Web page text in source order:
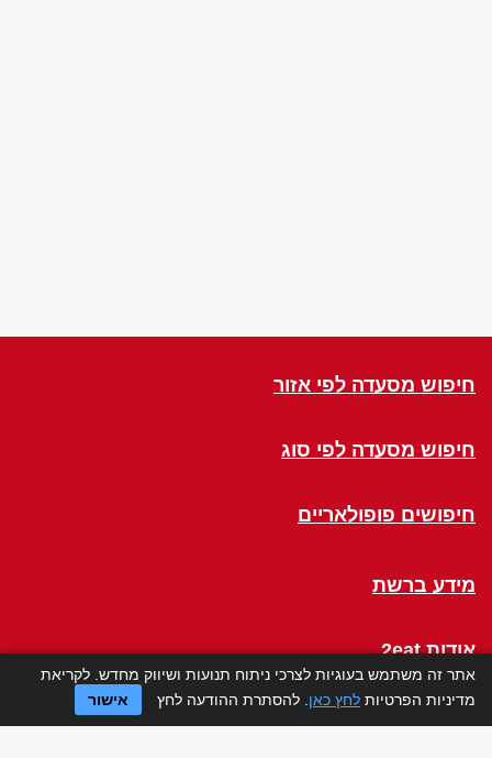
חיפוש מסעדה לפי אזור
חיפוש מסעדה לפי סוג
חיפושים פופולאריים
מידע ברשת
אודות 2eat
Click a Table
אתר זה משתמש בעוגיות לצרכי ניתוח תנועות ושיווק מחדש. לקריאת
מדיניות הפרטיות לחץ כאן . להסתרת ההודעה לחץ אישור